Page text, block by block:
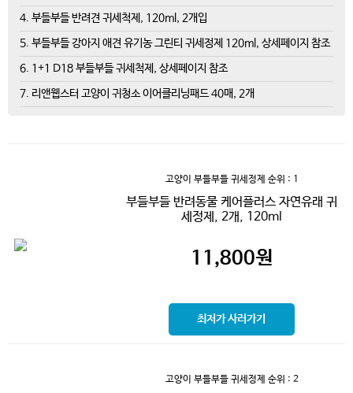
4. 부들부들 반려견 귀세척제, 120ml, 2개입
5. 부들부들 강아지 애견 유기농 그린티 귀세정제 120ml, 상세페이지 참조
6. 1+1 D18 부들부들 귀세척제, 상세페이지 참조
7. 리앤웹스터 고양이 귀청소 이어클리닝패드 40매, 2개
고양이 부들부들 귀세정제 순위 : 1
부들부들 반려동물 케어플러스 자연유래 귀
세정제, 2개, 120ml
11,800원
최저가 사러가기
고양이 부들부들 귀세정제 순위 : 2